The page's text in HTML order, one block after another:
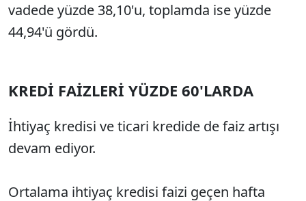
vadede yüzde 38,10'u, toplamda ise yüzde
44,94'ü gördü.
KREDİ FAİZLERİ YÜZDE 60'LARDA
İhtiyaç kredisi ve ticari kredide de faiz artışı
devam ediyor.
Ortalama ihtiyaç kredisi faizi geçen hafta